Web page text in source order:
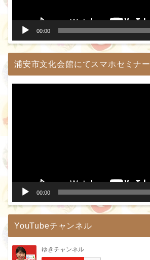
00:00
浦安市文化会館にてスマホセミナー
00:00
YouTubeチャンネル